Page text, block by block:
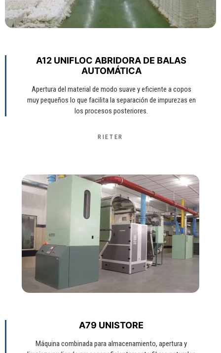
A12 UNIFLOC ABRIDORA DE BALAS
AUTOMÁTICA
Apertura del material de modo suave y eficiente a copos
muy pequeños lo que facilita la separación de impurezas en
los procesos posteriores.
RIETER
A79 UNISTORE
Máquina combinada para almacenamiento, apertura y